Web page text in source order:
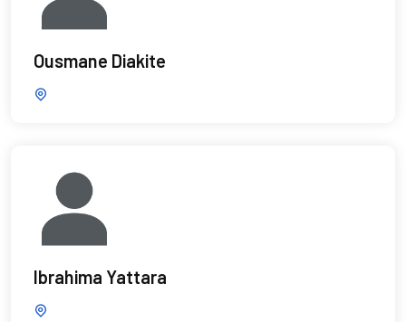
Ousmane Diakite
Ibrahima Yattara